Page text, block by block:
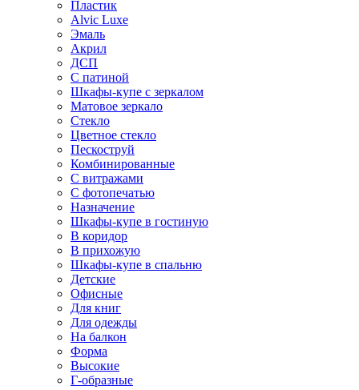
Пластик
Alvic Luxe
Эмаль
Акрил
ДСП
С патиной
Шкафы-купе с зеркалом
Матовое зеркало
Стекло
Цветное стекло
Пескоструй
Комбинированные
С витражами
С фотопечатью
Назначение
Шкафы-купе в гостиную
В коридор
В прихожую
Шкафы-купе в спальню
Детские
Офисные
Для книг
Для одежды
На балкон
Форма
Высокие
Г-образные